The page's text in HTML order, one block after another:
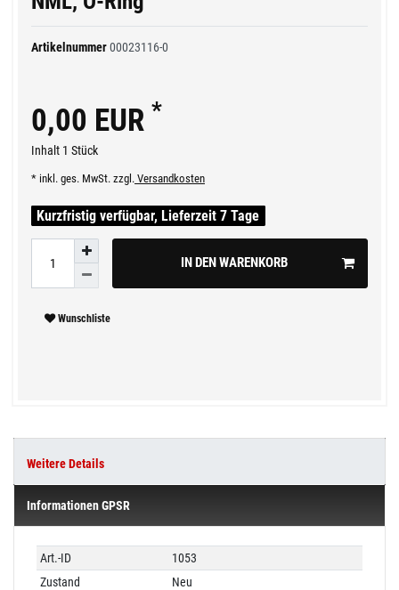
Artikelnummer00023116-0
0,00 EUR *
Inhalt 1 Stück
* inkl. ges. MwSt. zzgl. Versandkosten
Kurzfristig verfügbar, Lieferzeit 7 Tage
IN DEN WARENKORB
Wunschliste
Weitere Details
Informationen GPSR
Technisches
Merkmal
Wert
Art.-ID
1053
Zustand
Neu